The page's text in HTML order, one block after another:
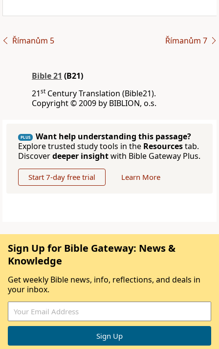
Římanům 5 Římanům 7
Bible 21 (B21)
21st Century Translation (Bible21).
Copyright © 2009 by BIBLION, o.s.
PLUS
Want help understanding this passage?
Explore trusted study tools in the Resourcestab.
Discoverdeeper insightwith Bible Gateway Plus.
Start 7-day free trial Learn More
Sign Up for Bible Gateway: News &
Knowledge
Get weekly Bible news, info, reflections, and deals in
your inbox.